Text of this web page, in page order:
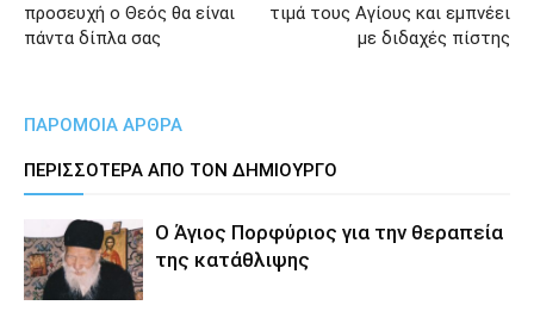
προσευχή ο Θεός θα είναι
πάντα δίπλα σας
τιμά τους Αγίους και εμπνέει
με διδαχές πίστης
ΠΑΡΟΜΟΙΑ ΑΡΘΡΑ
ΠΕΡΙΣΣΟΤΕΡΑ ΑΠΟ ΤΟΝ ΔΗΜΙΟΥΡΓΟ
Ο Άγιος Πορφύριος για την θεραπεία
της κατάθλιψης